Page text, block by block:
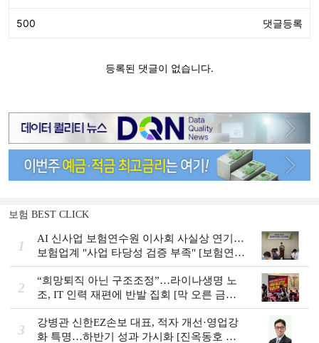
보험 BEST CLICK
1
AI 신사업 보험연수원 이사회 사실상 연기…
보험업계 "사업 타당성 검증 부족" [보험연수
원 AI사업 논란]
2
“희망퇴직 아닌 구조조정”…라이나생명 노
조, IT 인력 재편에 반발 집회 [막 오른 금융
권 하투(夏鬪)]
3
강병관 신한EZ손보 대표, 적자 개선·영업강
화 특명…하반기 성과 가시화 [진옥동호 신